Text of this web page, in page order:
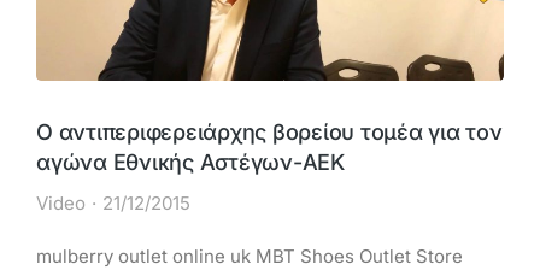
Ο αντιπεριφερειάρχης βορείου τομέα για τον
αγώνα Εθνικής Αστέγων-ΑΕΚ
Video 21/12/2015
mulberry outlet online uk MBT Shoes Outlet Store